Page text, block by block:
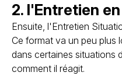
2. l'Entretien
Ensuite, l'Entretien
Ce format va un peu plus
dans certaines situations
comment il réagit.